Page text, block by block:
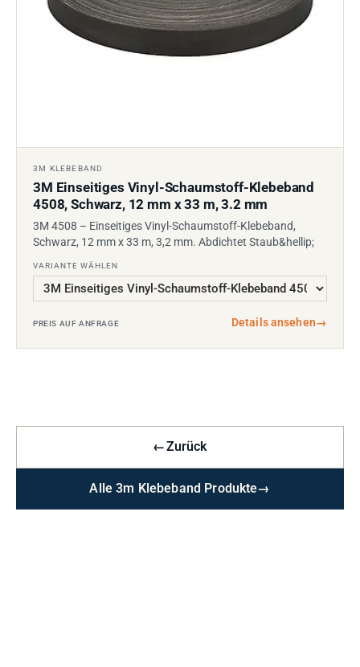
3M KLEBEBAND
3M Einseitiges Vinyl-Schaumstoff-Klebeband
4508, Schwarz, 12 mm x 33 m, 3.2 mm
3M 4508 – Einseitiges Vinyl-Schaumstoff-Klebeband,
Schwarz, 12 mm x 33 m, 3,2 mm. Abdichtet Staub&hellip;
VARIANTE WÄHLEN
PREIS AUF ANFRAGE Details ansehen→
←Zurück
Alle 3m Klebeband Produkte→